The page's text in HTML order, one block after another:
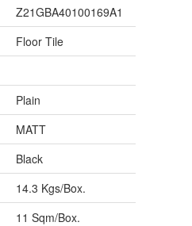
Z21GBA40100169A1
Floor Tile
Plain
MATT
Black
14.3 Kgs/Box.
11 Sqm/Box.